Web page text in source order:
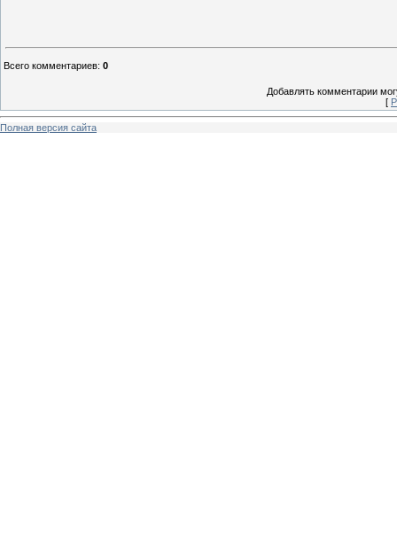
Всего комментариев: 0
Добавлять комментарии
[
Полная версия сайта